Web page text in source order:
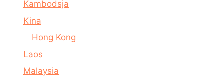
Kambodsja
Kina
Hong Kong
Laos
Malaysia